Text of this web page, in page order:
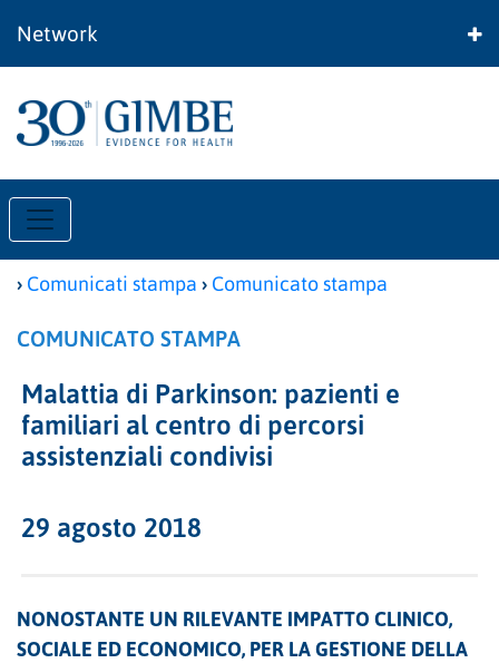
Network
› Comunicati stampa › Comunicato stampa
COMUNICATO STAMPA
Malattia di Parkinson: pazienti e
familiari al centro di percorsi
assistenziali condivisi
29 agosto 2018
NONOSTANTE UN RILEVANTE IMPATTO CLINICO,
SOCIALE ED ECONOMICO, PER LA GESTIONE DELLA